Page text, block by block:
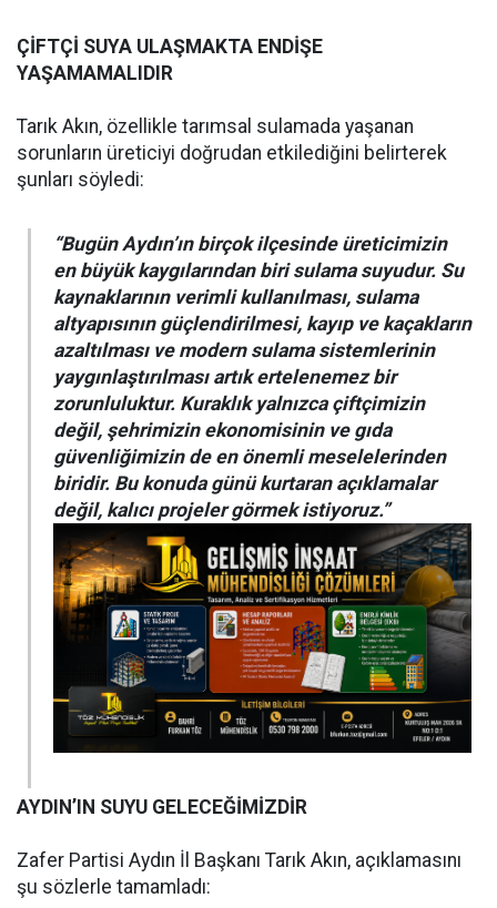
ÇİFTÇİ SUYA ULAŞMAKTA ENDİŞE
YAŞAMAMALIDIR
Tarık Akın, özellikle tarımsal sulamada yaşanan
sorunların üreticiyi doğrudan etkilediğini belirterek
şunları söyledi:
“Bugün Aydın’ın birçok ilçesinde üreticimizin
en büyük kaygılarından biri sulama suyudur. Su
kaynaklarının verimli kullanılması, sulama
altyapısının güçlendirilmesi, kayıp ve kaçakların
azaltılması ve modern sulama sistemlerinin
yaygınlaştırılması artık ertelenemez bir
zorunluluktur. Kuraklık yalnızca çiftçimizin
değil, şehrimizin ekonomisinin ve gıda
güvenliğimizin de en önemli meselelerinden
biridir. Bu konuda günü kurtaran açıklamalar
değil, kalıcı projeler görmek istiyoruz.”
AYDIN’IN SUYU GELECEĞİMİZDİR
Zafer Partisi Aydın İl Başkanı Tarık Akın, açıklamasını
şu sözlerle tamamladı: